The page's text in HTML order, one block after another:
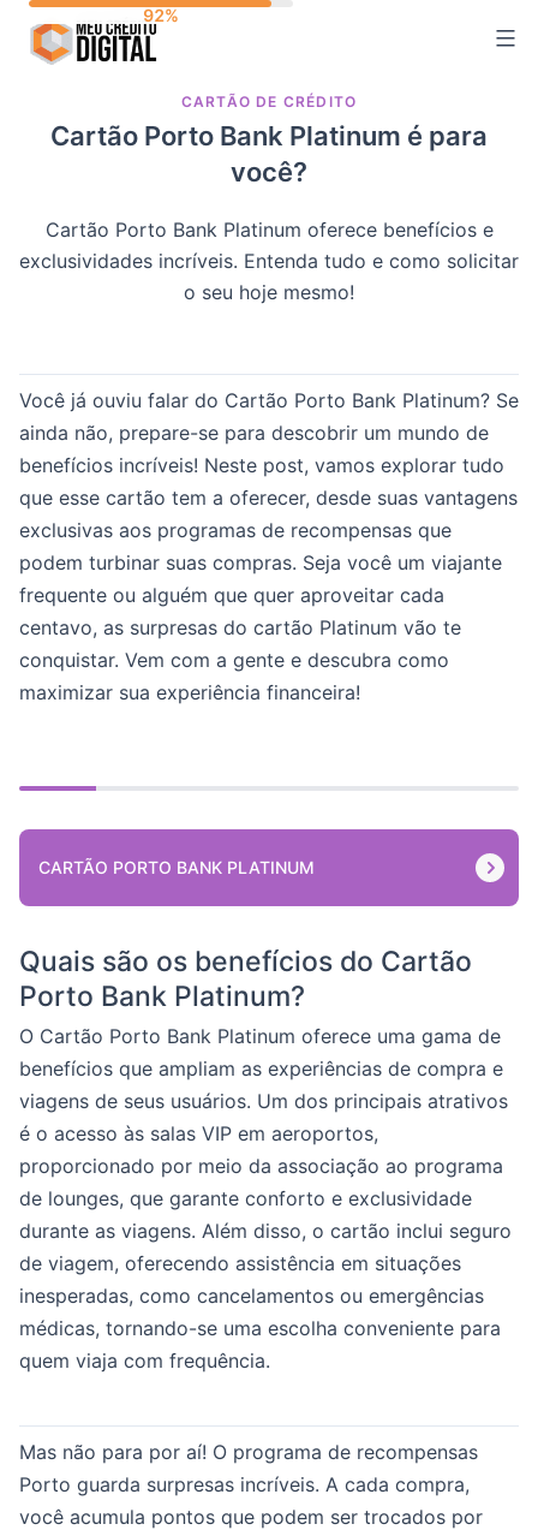
CARTÃO DE CRÉDITO
Cartão Porto Bank Platinum é para
você?
Cartão Porto Bank Platinum oferece benefícios e
exclusividades incríveis. Entenda tudo e como solicitar
o seu hoje mesmo!
Você já ouviu falar do Cartão Porto Bank Platinum? Se
ainda não, prepare-se para descobrir um mundo de
benefícios incríveis! Neste post, vamos explorar tudo
que esse cartão tem a oferecer, desde suas vantagens
exclusivas aos programas de recompensas que
podem turbinar suas compras. Seja você um viajante
frequente ou alguém que quer aproveitar cada
centavo, as surpresas do cartão Platinum vão te
conquistar. Vem com a gente e descubra como
maximizar sua experiência financeira!
CARTÃO PORTO BANK PLATINUM
Quais são os benefícios do Cartão
Porto Bank Platinum?
O Cartão Porto Bank Platinum oferece uma gama de
benefícios que ampliam as experiências de compra e
viagens de seus usuários. Um dos principais atrativos
é o acesso às salas VIP em aeroportos,
proporcionado por meio da associação ao programa
de lounges, que garante conforto e exclusividade
durante as viagens. Além disso, o cartão inclui seguro
de viagem, oferecendo assistência em situações
inesperadas, como cancelamentos ou emergências
médicas, tornando-se uma escolha conveniente para
quem viaja com frequência.
Mas não para por aí! O programa de recompensas
Porto guarda surpresas incríveis. A cada compra,
você acumula pontos que podem ser trocados por